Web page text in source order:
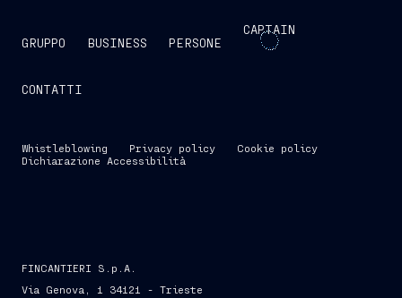
GRUPPO BUSINESS PERSONE
CAPTAIN
CONTATTI
Whistleblowing Privacy policy
Cookie policy
Dichiarazione Accessibilità
FINCANTIERI S.p.A.
Via Genova, 1 34121 - Trieste